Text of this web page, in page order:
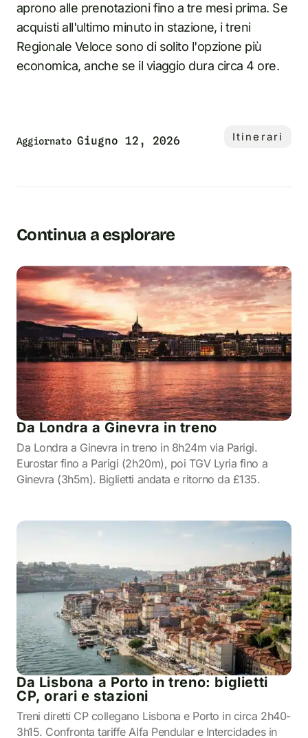
aprono alle prenotazioni fino a tre mesi prima. Se
acquisti all'ultimo minuto in stazione, i treni
Regionale Veloce sono di solito l'opzione più
economica, anche se il viaggio dura circa 4 ore.
Aggiornato Giugno 12, 2026 Itinerari
Continua a esplorare
Da Londra a Ginevra in treno
Da Londra a Ginevra in treno in 8h24m via Parigi.
Eurostar fino a Parigi (2h20m), poi TGV Lyria fino a
Ginevra (3h5m). Biglietti andata e ritorno da £135.
Da Lisbona a Porto in treno: biglietti
CP, orari e stazioni
Treni diretti CP collegano Lisbona e Porto in circa 2h40-
3h15. Confronta tariffe Alfa Pendular e Intercidades in